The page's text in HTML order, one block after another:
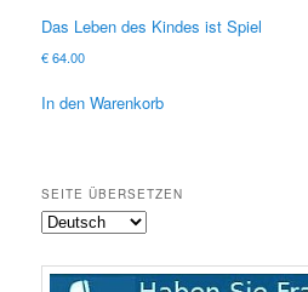
Das Leben des Kindes ist Spiel
€64.00
In den Warenkorb
SEITE ÜBERSETZEN